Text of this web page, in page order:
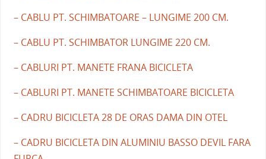
– CABLU PT. SCHIMBATOARE – LUNGIME 200 CM.
– CABLU PT. SCHIMBATOR LUNGIME 220 CM.
– CABLURI PT. MANETE FRANA BICICLETA
– CABLURI PT. MANETE SCHIMBATOARE BICICLETA
– CADRU BICICLETA 28 DE ORAS DAMA DIN OTEL
– CADRU BICICLETA DIN ALUMINIU BASSO DEVIL FARA